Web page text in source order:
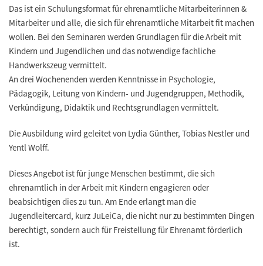
Das ist ein Schulungsformat für ehrenamtliche Mitarbeiterinnen &
Mitarbeiter und alle, die sich für ehrenamtliche Mitarbeit fit machen
wollen. Bei den Seminaren werden Grundlagen für die Arbeit mit
Kindern und Jugendlichen und das notwendige fachliche
Handwerkszeug vermittelt.
An drei Wochenenden werden Kenntnisse in Psychologie,
Pädagogik, Leitung von Kindern- und Jugendgruppen, Methodik,
Verkündigung, Didaktik und Rechtsgrundlagen vermittelt.
Die Ausbildung wird geleitet von Lydia Günther, Tobias Nestler und
Yentl Wolff.
Dieses Angebot ist für junge Menschen bestimmt, die sich
ehrenamtlich in der Arbeit mit Kindern engagieren oder
beabsichtigen dies zu tun. Am Ende erlangt man die
Jugendleitercard, kurz JuLeiCa, die nicht nur zu bestimmten Dingen
berechtigt, sondern auch für Freistellung für Ehrenamt förderlich
ist.